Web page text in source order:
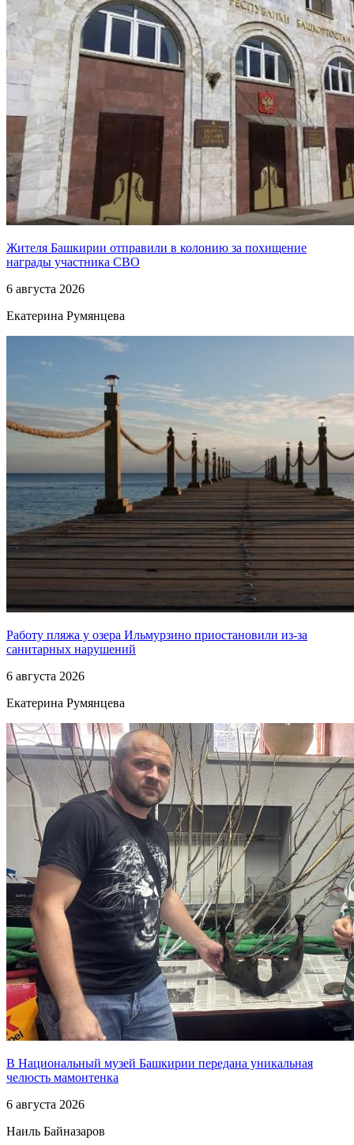
Жителя Башкирии отправили в колонию за похищение
награды участника СВО
6 августа 2026
Екатерина Румянцева
Работу пляжа у озера Ильмурзино приостановили из-за
санитарных нарушений
6 августа 2026
Екатерина Румянцева
В Национальный музей Башкирии передана уникальная
челюсть мамонтенка
6 августа 2026
Наиль Байназаров